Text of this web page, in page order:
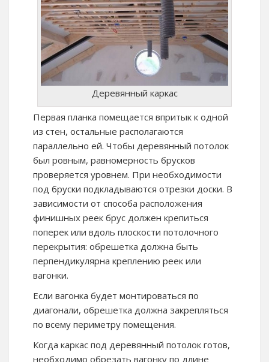
Деревянный каркас
Первая планка помещается впритык к одной
из стен, остальные располагаются
параллельно ей. Чтобы деревянный потолок
был ровным, равномерность брусков
проверяется уровнем. При необходимости
под бруски подкладываются отрезки доски. В
зависимости от способа расположения
финишных реек брус должен крепиться
поперек или вдоль плоскости потолочного
перекрытия: обрешетка должна быть
перпендикулярна креплению реек или
вагонки.
Если вагонка будет монтироваться по
диагонали, обрешетка должна закрепляться
по всему периметру помещения.
Когда каркас под деревянный потолок готов,
необходимо обрезать вагонку по длине